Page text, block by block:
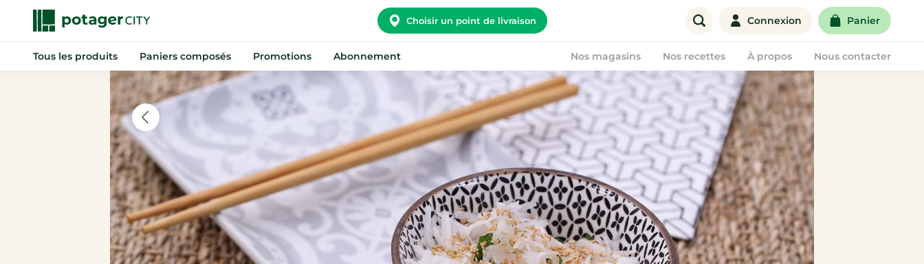
Choisir un point de livraison Connexion Panier
Tous les produits
Nouveautés
Promotions
Anti-gaspi
Paniers composés
Paniers composés Promotions Abonnement Nos magasins Nos recettes À propos
Potager City
Nos convictions
Notre histoire
Nos points relais
FAQ
Nous rejoindre
Devenir point relais
On recrute !
Offre entreprise
Corbeilles de fruits
Paniers de fruits & légumes
Nous contacter